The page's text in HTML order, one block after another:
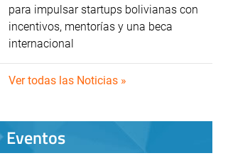
para impulsar startups bolivianas con
incentivos, mentorías y una beca
internacional
Ver todas las Noticias »
Eventos